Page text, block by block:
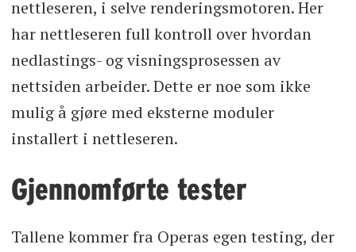
nettleseren, i selve renderingsmotoren. Her
har nettleseren full kontroll over hvordan
nedlastings- og visningsprosessen av
nettsiden arbeider. Dette er noe som ikke
mulig å gjøre med eksterne moduler
installert i nettleseren.
Gjennomførte tester
Tallene kommer fra Operas egen testing, der